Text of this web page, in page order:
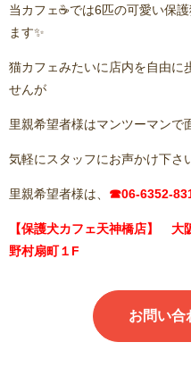
当カフェ☕️では6匹の可愛い保
ます✨
猫カフェみたいに店内を自由に
せんが
里親希望者様はマンツーマンで
気軽にスタッフにお声かけ下さ
里親希望者様は、 ☎06-6352-
【保護犬カフェ天神橋店】
野村扇町１F
お問い合